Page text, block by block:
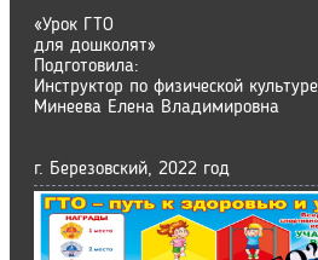
«Урок ГТО
для дошколят»
Подготовила:
Инструктор по физической культуре
Минеева Елена Владимировна
г. Березовский, 2022 год